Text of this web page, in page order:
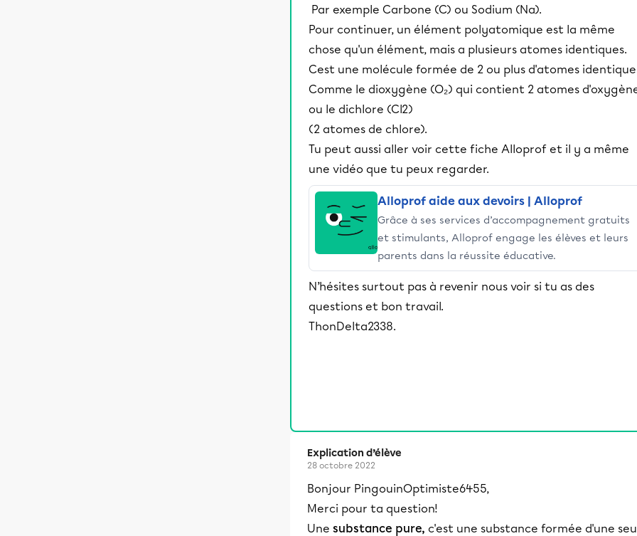
Par exemple Carbone (C) ou Sodium (Na).
Pour continuer, un élément polyatomique est la même
chose qu'un élément, mais a plusieurs atomes identiques.
Cest une molécule formée de 2 ou plus d'atomes
Comme le dioxygène (O₂) qui contient 2 atomes
ou le dichlore (Cl2)
(2 atomes de chlore).
Tu peut aussi aller voir cette fiche Alloprof et il y a même
une vidéo que tu peux regarder.
Alloprof aide aux devoirs | Alloprof
Grâce à ses services d’accompagnement gratuits
et stimulants, Alloprof engage les élèves et leurs
parents dans la réussite éducative.
N’hésites surtout pas à revenir nous voir si tu as des
questions et bon travail.
ThonDelta2338.
Explication d’élève
28 octobre 2022
Bonjour PingouinOptimiste6455,
Merci pour ta question!
Une substance pure, c'est une substance formée d'une